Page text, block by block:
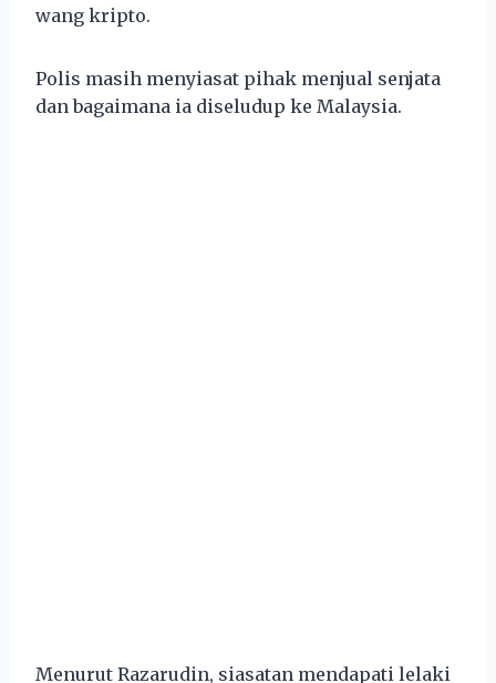
wang kripto.
Polis masih menyiasat pihak menjual senjata
dan bagaimana ia diseludup ke Malaysia.
Menurut Razarudin, siasatan mendapati lelaki